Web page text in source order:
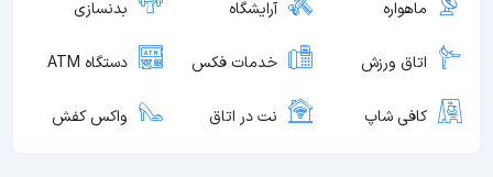
ماهواره آرایشگاه بدنسازی
اتاق ورزش خدمات فکس دستگاه ATM
کافی شاپ نت در اتاق واکس کفش